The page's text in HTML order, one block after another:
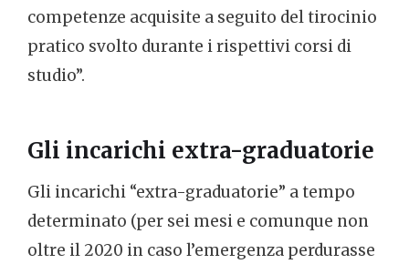
competenze acquisite a seguito del tirocinio
pratico svolto durante i rispettivi corsi di
studio”.
Gli incarichi extra-graduatorie
Gli incarichi “extra-graduatorie” a tempo
determinato (per sei mesi e comunque non
oltre il 2020 in caso l’emergenza perdurasse